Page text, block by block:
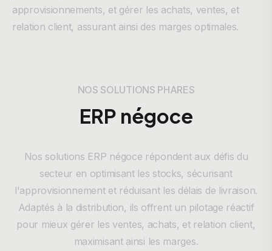
approvisionnements, et gérer les achats, ventes, et
relation client, assurant ainsi des marges optimales.
NOS SOLUTIONS PHARES
ERP négoce
Nos solutions ERP négoce répondent aux défis du
secteur en optimisant les stocks, sécurisant
l'approvisionnement et réduisant les délais de livraison.
Adaptés à la distribution, ils offrent un pilotage réactif
pour mieux gérer les ventes, achats, et relation client,
maximisant ainsi les marges.